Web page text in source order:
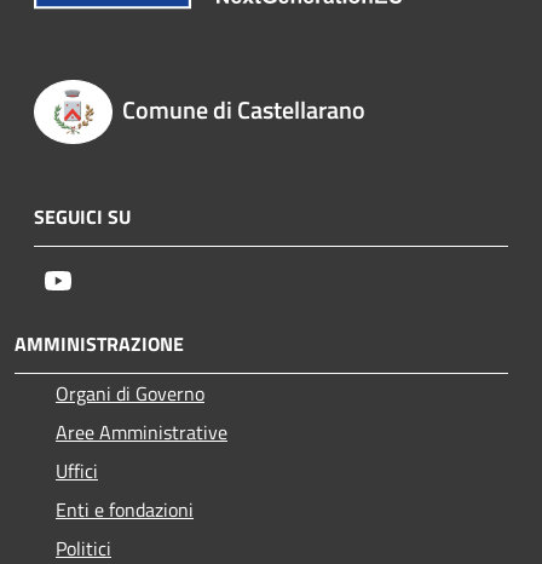
Comune di Castellarano
SEGUICI SU
AMMINISTRAZIONE
Organi di Governo
Aree Amministrative
Uffici
Enti e fondazioni
Politici